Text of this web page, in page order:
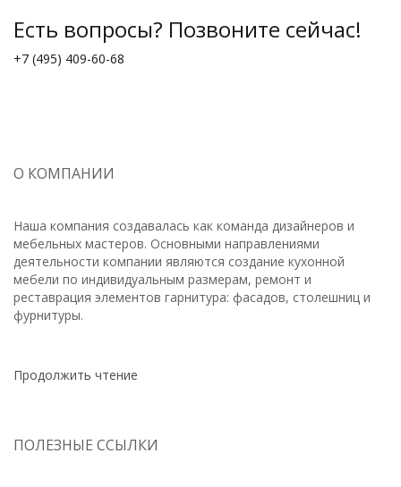
Есть вопросы? Позвоните сейчас!
+7 (495) 409-60-68
О КОМПАНИИ
Наша компания создавалась как команда дизайнеров и
мебельных мастеров. Основными направлениями
деятельности компании являются создание кухонной
мебели по индивидуальным размерам, ремонт и
реставрация элементов гарнитура: фасадов, столешниц и
фурнитуры.
Продолжить чтение
ПОЛЕЗНЫЕ ССЫЛКИ